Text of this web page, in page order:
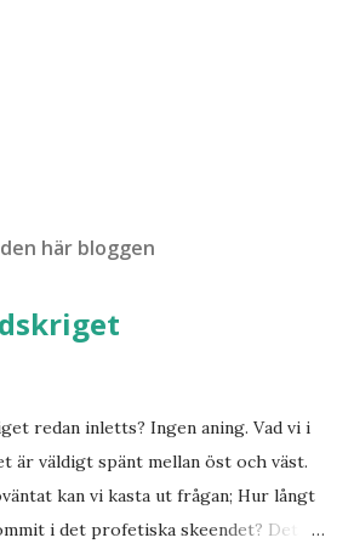
här bloggen
redan inletts? Ingen aning. Vad vi i
är väldigt spänt mellan öst och väst.
kan vi kasta ut frågan; Hur långt
i det profetiska skeendet? Det